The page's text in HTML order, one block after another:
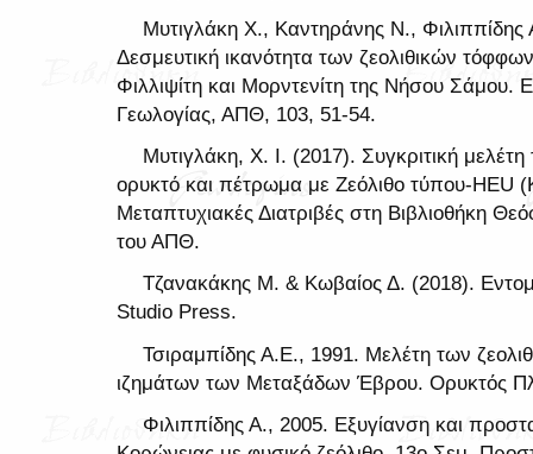
Μυτιγλάκη Χ., Καντηράνης Ν.,
Δεσμευτική ικανότητα των ζεολιθικών
Φιλλιψίτη και Μορντενίτη της Νήσου Σάμου.
Γεωλογίας, ΑΠΘ, 103, 51-54.
Μυτιγλάκη, Χ. Ι. (2017). Συγκριτική
ορυκτό και πέτρωμα με Ζεόλιθο τύπου-HEU
Μεταπτυχιακές Διατριβές στη Βιβλιοθήκη
του ΑΠΘ.
Τζανακάκης Μ. & Κωβαίος Δ. (2018).
Studio Press.
Τσιραμπίδης Α.Ε., 1991. Μελέτη των
ιζημάτων των Μεταξάδων Έβρου. Ορυκτός
Φιλιππίδης Α., 2005. Εξυγίανση και